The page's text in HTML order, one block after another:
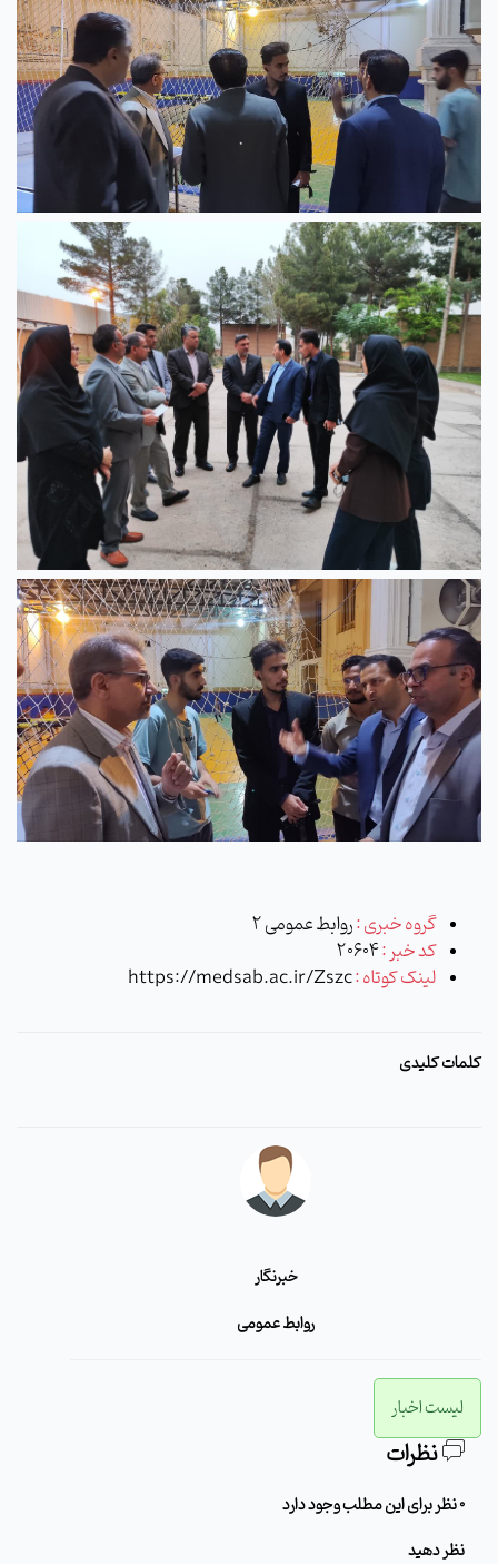
گروه خبری :روابط عمومی 2
کد خبر :20604
لینک کوتاه :https://medsab.ac.ir/Zszc
کلمات کلیدی
خبرنگار
روابط عمومی
لیست اخبار
نظرات
0 نظر برای این مطلب وجود دارد
نظر دهید